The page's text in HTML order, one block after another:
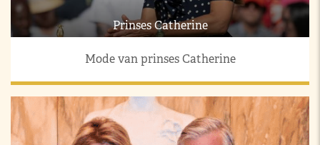
Prinses Catherine
Mode van prinses Catherine